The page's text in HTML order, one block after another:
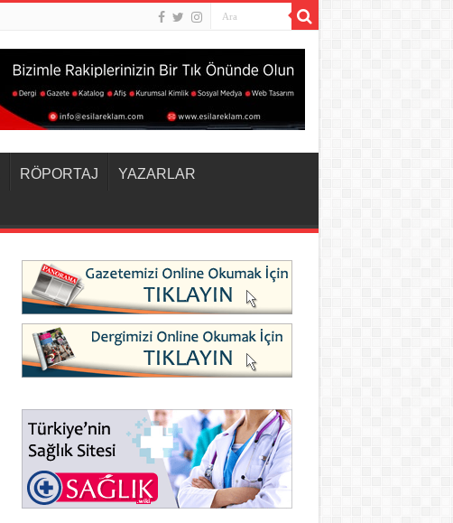
RÖPORTAJ YAZARLAR